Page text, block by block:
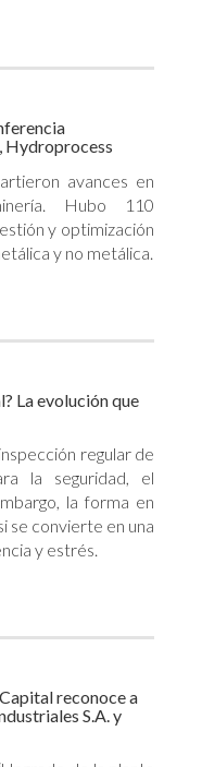
Hydroprocess
avances en
Hubo 110
y optimización
y no metálica.
La evolución que
regular de
la seguridad, el
la forma en
se convierte en una
y estrés.
reconoce a
S.A. y